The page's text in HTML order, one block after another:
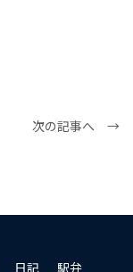
次の記事へ →
日記 駅弁